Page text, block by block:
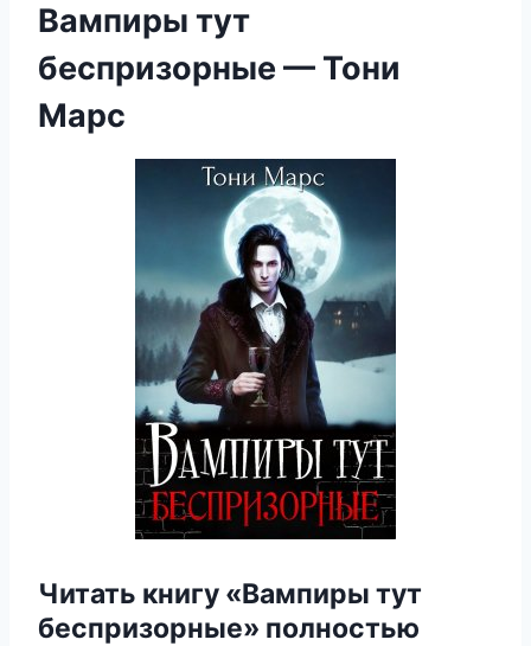
Вампиры тут
беспризорные — Тони
Марс
Читать книгу «Вампиры тут
беспризорные» полностью